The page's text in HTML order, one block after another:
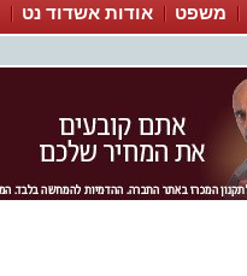
משפט אודות אשדוד נט